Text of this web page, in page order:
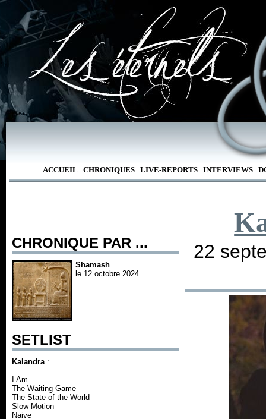
ACCUEIL CHRONIQUES LIVE-REPORTS INTERVIEWS
CHRONIQUE PAR ...
Shamash
le 12 octobre 2024
SETLIST
Kalandra:
I Am
The Waiting Game
The State of the World
Slow Motion
Naive
22